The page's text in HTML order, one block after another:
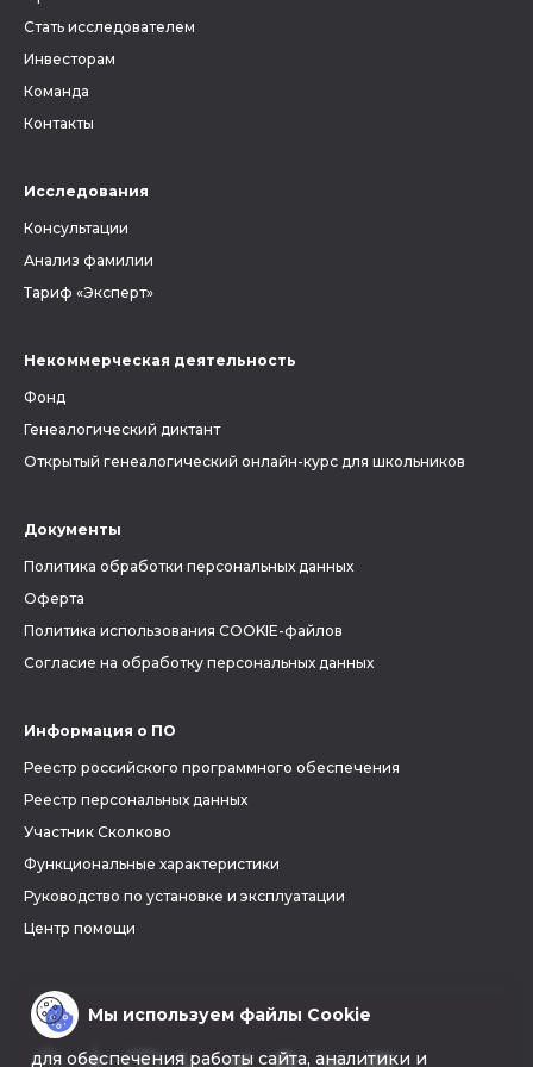
Стать исследователем
Инвесторам
Команда
Контакты
Исследования
Консультации
Анализ фамилии
Тариф «Эксперт»
Некоммерческая деятельность
Фонд
Генеалогический диктант
Открытый генеалогический онлайн-курс для школьников
Документы
Политика обработки персональных данных
Оферта
Политика использования COOKIE-файлов
Согласие на обработку персональных данных
Информация о ПО
Реестр российского программного обеспечения
Реестр персональных данных
Участник Сколково
Функциональные характеристики
Руководство по установке и эксплуатации
Центр помощи
Мы используем файлы Cookie
для обеспечения работы сайта, аналитики и